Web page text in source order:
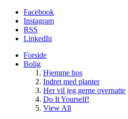
Facebook
Instagram
RSS
LinkedIn
Forside
Bolig
Hjemme hos
Indret med planter
Her vil jeg gerne overnatte
Do It Yourself!
View All